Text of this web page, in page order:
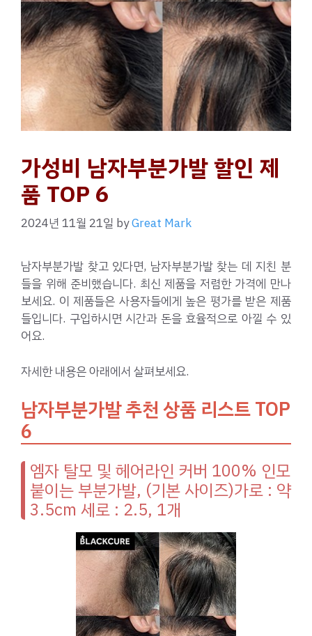
가성비 남자부분가발 할인 제
품 TOP 6
2024년 11월 21일 byGreat Mark
남자부분가발 찾고 있다면, 남자부분가발 찾는 데 지친 분
들을 위해 준비했습니다. 최신 제품을 저렴한 가격에 만나
보세요. 이 제품들은 사용자들에게 높은 평가를 받은 제품
들입니다. 구입하시면 시간과 돈을 효율적으로 아낄 수 있
어요.
자세한 내용은 아래에서 살펴보세요.
남자부분가발 추천 상품 리스트 TOP
6
엠자 탈모 및 헤어라인 커버 100% 인모
붙이는 부분가발, (기본 사이즈)가로 : 약
3.5cm 세로 : 2.5, 1개